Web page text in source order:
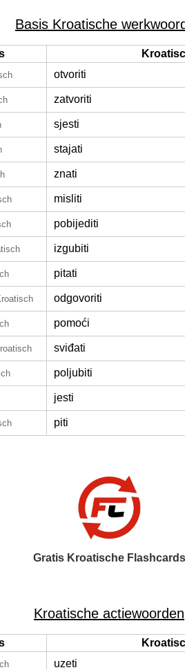
Basis Kroatische
otvoriti
zatvoriti
sjesti
stajati
znati
misliti
pobijediti
izgubiti
pitati
odgovoriti
pomoći
sviđati
poljubiti
jesti
piti
Gratis Kroatische Flashcards
Kroatische actiewoorden
uzeti